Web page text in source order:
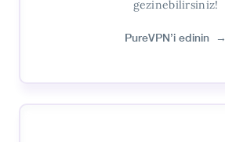
gezinebilirsiniz!
PureVPN’i edinin →